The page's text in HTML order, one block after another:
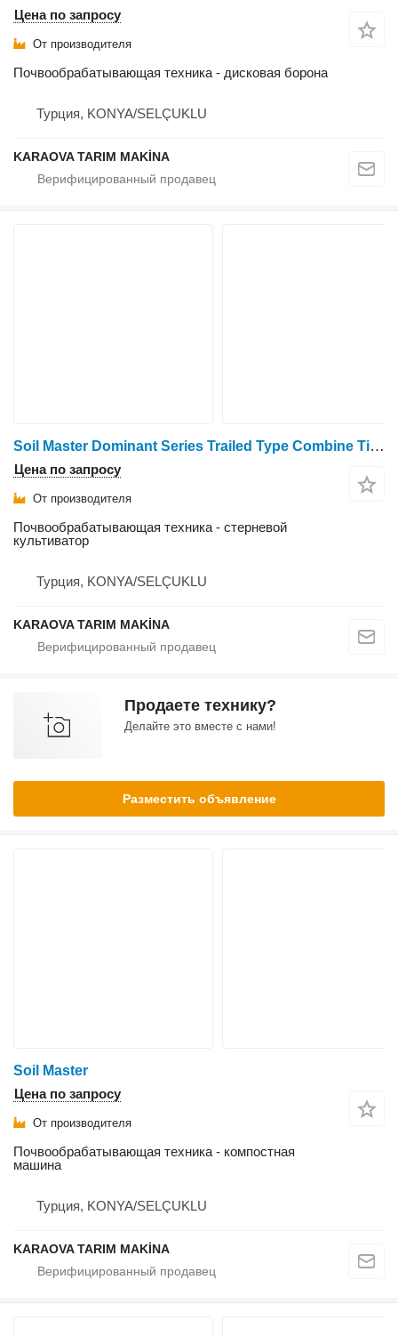
Цена по запросу
От производителя
Почвообрабатывающая техника - дисковая борона
Турция, KONYA/SELÇUKLU
KARAOVA TARIM MAKİNA
Soil Master Dominant Series Trailed Type Combine Tillage Machine
Цена по запросу
От производителя
Почвообрабатывающая техника - стерневой
культиватор
Турция, KONYA/SELÇUKLU
KARAOVA TARIM MAKİNA
Продаете технику?
Делайте это вместе с нами!
Разместить объявление
Soil Master
Цена по запросу
От производителя
Почвообрабатывающая техника - компостная
машина
Турция, KONYA/SELÇUKLU
KARAOVA TARIM MAKİNA